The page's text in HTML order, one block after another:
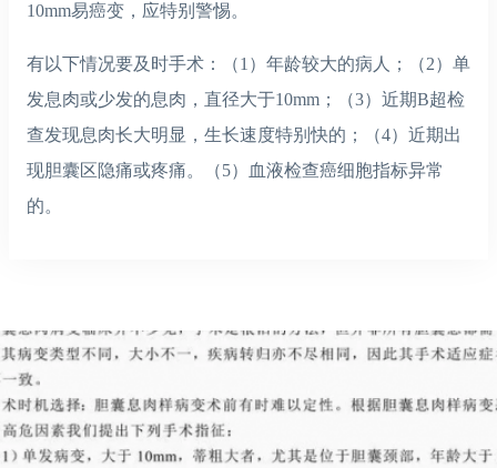
10mm易癌变，应特别警惕。
有以下情况要及时手术：（1）年龄较大的病人；（2）单
发息肉或少发的息肉，直径大于10mm；（3）近期B超检
查发现息肉长大明显，生长速度特别快的；（4）近期出
现胆囊区隐痛或疼痛。（5）血液检查癌细胞指标异常
的。